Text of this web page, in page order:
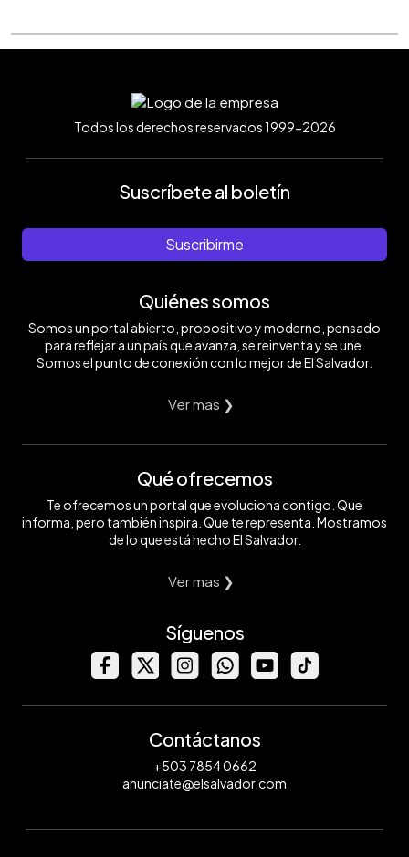
Todos los derechos reservados 1999-2026
Suscríbete al boletín
Suscribirme
Quiénes somos
Somos un portal abierto, propositivo y moderno, pensado
para reflejar a un país que avanza, se reinventa y se une.
Somos el punto de conexión con lo mejor de El Salvador.
Ver mas ❯
Qué ofrecemos
Te ofrecemos un portal que evoluciona contigo. Que
informa, pero también inspira. Que te representa. Mostramos
de lo que está hecho El Salvador.
Ver mas ❯
Síguenos
Contáctanos
+503 7854 0662
anunciate@elsalvador.com